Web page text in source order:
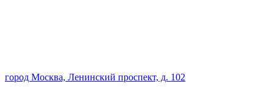
город Москва, Ленинский проспект, д. 102